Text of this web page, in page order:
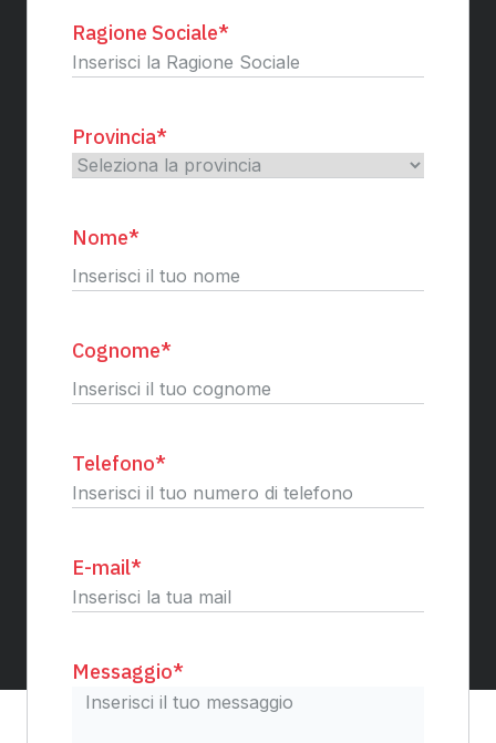
Ragione Sociale*
Provincia*
Nome*
Cognome*
Telefono*
E-mail*
Messaggio*